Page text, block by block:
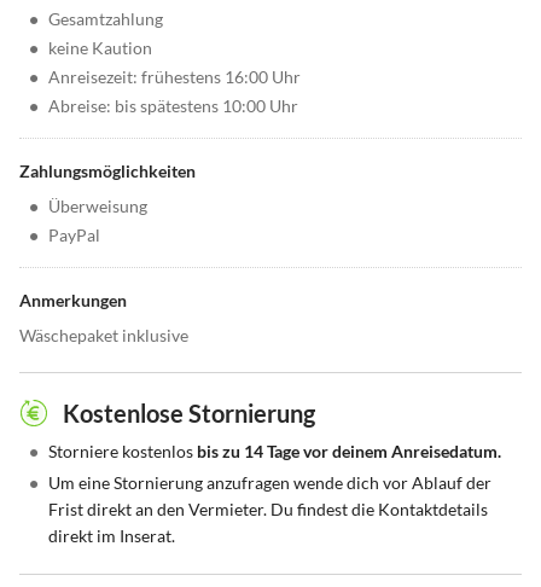
• Gesamtzahlung
• keine Kaution
• Anreisezeit: frühestens 16:00 Uhr
• Abreise: bis spätestens 10:00 Uhr
Zahlungsmöglichkeiten
• Überweisung
• PayPal
Anmerkungen
Wäschepaket inklusive
Kostenlose Stornierung
• Storniere kostenlos bis zu 14 Tage vor deinem Anreisedatum.
• Um eine Stornierung anzufragen wende dich vor Ablauf der
Frist direkt an den Vermieter. Du findest die Kontaktdetails
direkt im Inserat.